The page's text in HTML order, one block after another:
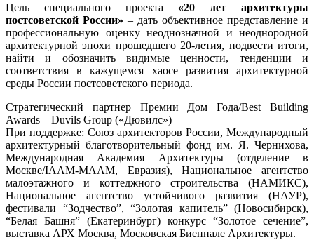
Цель специального проекта «20 лет архитектуры
постсоветской России» – дать объективное представление и
профессиональную оценку неоднозначной и неоднородной
архитектурной эпохи прошедшего 20-летия, подвести итоги,
найти и обозначить видимые ценности, тенденции и
соответствия в кажущемся хаосе развития архитектурной
среды России постсоветского периода.
Стратегический партнер Премии Дом Года/Best Building
Awards – Duvils Group («Дювилс»)
При поддержке: Союз архитекторов России, Международный
архитектурный благотворительный фонд им. Я. Чернихова,
Международная Академия Архитектуры (отделение в
Москве/IAAM-MAAM, Евразия), Национальное агентство
малоэтажного и коттеджного строительства (НАМИКС),
Национальное агентство устойчивого развития (НАУР),
фестивали “Зодчество”, “Золотая капитель” (Новосибирск),
“Белая Башня” (Екатеринбург) конкурс “Золотое сечение”,
выставка АРХ Москва, Московская Биеннале Архитектуры.